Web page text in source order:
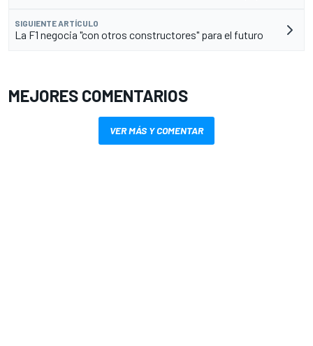
SIGUIENTE ARTÍCULO
La F1 negocia "con otros constructores" para el futuro
MEJORES COMENTARIOS
VER MÁS Y COMENTAR